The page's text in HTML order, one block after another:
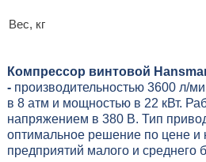
Вес, кг
Компрессор винтовой
-производительностью 3600 л/
в 8 атм и мощностью в 22 кВт.
напряжением в 380 В. Тип
оптимальное решение по цене и
предприятий малого и среднего